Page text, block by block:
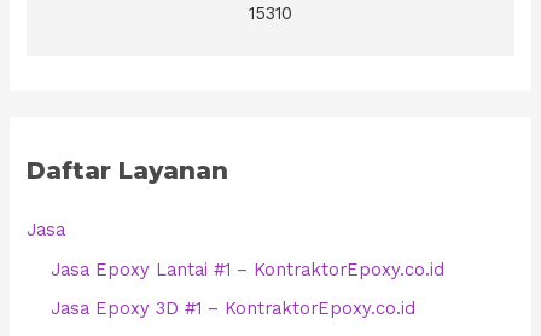
15310
Daftar Layanan
Jasa
Jasa Epoxy Lantai #1 – KontraktorEpoxy.co.id
Jasa Epoxy 3D #1 – KontraktorEpoxy.co.id